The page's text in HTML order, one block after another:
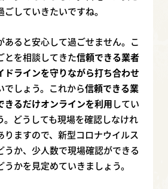
していきたいですね。
あると安心して過ごせません。こ
とを相談してきた信頼できる業者
ドラインを守りながら打ち合わせ
でしょう。これから信頼できる業
きるだけオンラインを利用してい
。どうしても現場を確認しなけれ
りますので、新型コロナウイルス
うか、少人数で現場確認ができる
かを見定めていきましょう。